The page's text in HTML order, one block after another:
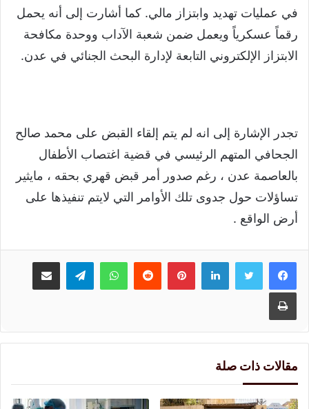
في عمليات تهديد وابتزاز مالي. كما أشارت إلى أنه يحمل
رقماً عسكرياً ويعمل ضمن شعبة الآداب ووحدة مكافحة
الابتزاز الإلكتروني التابعة لإدارة البحث الجنائي في عدن.
تجدر الإشارة إلى انه لم يتم إلقاء القبض على محمد صالح
الجحافي المتهم الرئيسي في قضية اغتصاب الأطفال
بالعاصمة عدن ، رغم صدور أمر قبض قهري بحقه ، مايثير
تساؤلات حول جدوى تلك الأوامر التي لايتم تنفيذها على
أرض الواقع .
لينكدإنبينتيريست واتسابتيلقرام مشاركة عبر البريد
طباعة
مقالات ذات صلة